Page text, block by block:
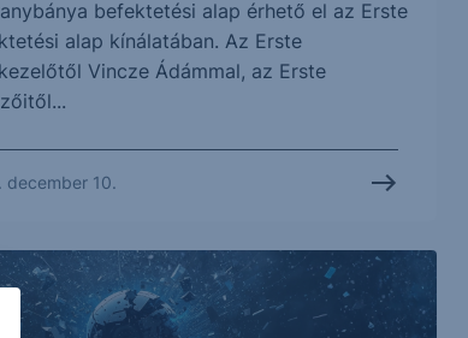
befektetési alap érhető el az Erste
alap kínálatában. Az Erste
Vincze Ádámmal, az Erste
december 10.